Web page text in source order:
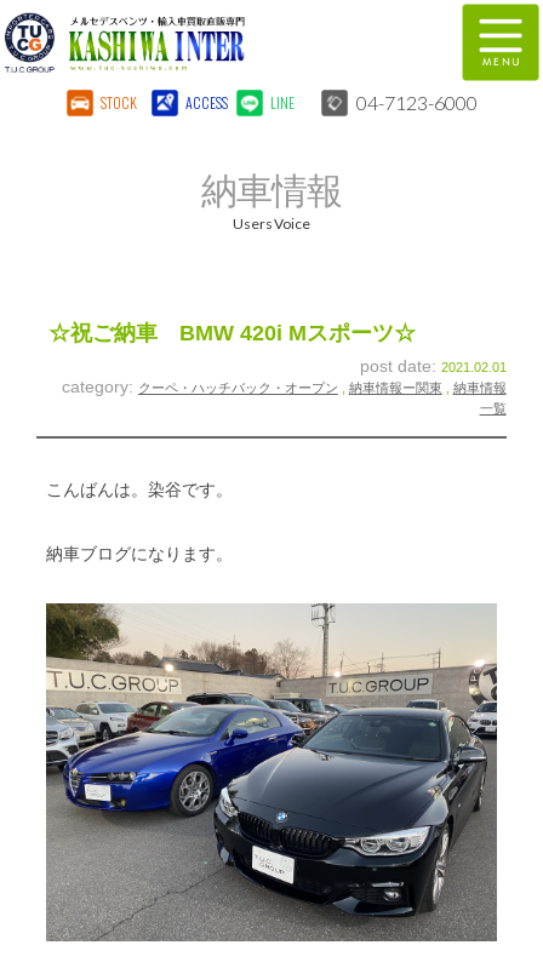
STOCK ACCESS LINE 04-7123-6000
全国納車 特別作業
自動車保険
リクルート
ホーム
納車情報
Users Voice
☆祝ご納車 BMW 420i Mスポーツ☆
post date: 2021.02.01
category: クーペ・ハッチバック・オープン 納車情報ー関東
納車情報
一覧
こんばんは。染谷です。
納車ブログになります。